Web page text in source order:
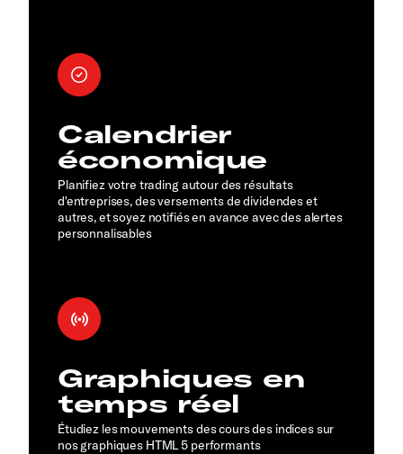
Calendrier
économique
Planifiez votre trading autour des résultats
d'entreprises, des versements de dividendes et
autres, et soyez notifiés en avance avec des alertes
personnalisables
Graphiques en
temps réel
Étudiez les mouvements des cours des indices sur
nos graphiques HTML 5 performants